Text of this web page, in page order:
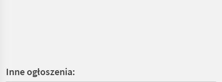
Inne ogłoszenia: